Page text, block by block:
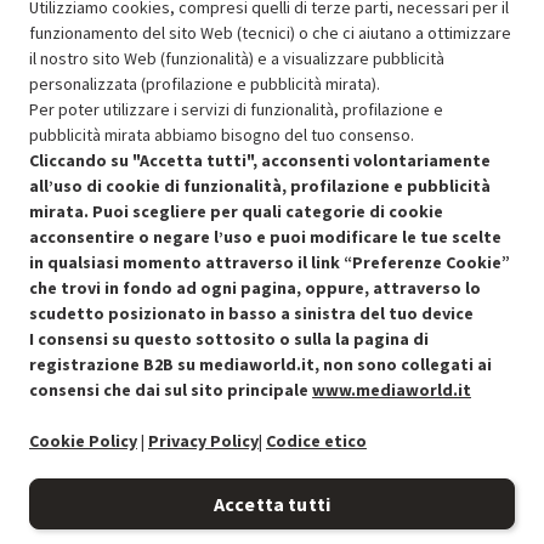
In Promozione
Aggiungi al carrello
SCONTO RICONDIZIONATI
Approfitta dello sconto del 30% sul prodotto ricondizionato.
Condizioni generali di vendita Recedere dal contratto qui
Utilizziamo cookies, compresi quelli di terze parti, necessari per il
funzionamento del sito Web (tecnici) o che ci aiutano a ottimizzare
il nostro sito Web (funzionalità) e a visualizzare pubblicità
personalizzata (profilazione e pubblicità mirata).
Per poter utilizzare i servizi di funzionalità, profilazione e
pubblicità mirata abbiamo bisogno del tuo consenso.
Cliccando su "Accetta tutti", acconsenti volontariamente
all’uso di cookie di funzionalità, profilazione e pubblicità
mirata. Puoi scegliere per quali categorie di cookie
acconsentire o negare l’uso e puoi modificare le tue scelte
in qualsiasi momento attraverso il link “Preferenze Cookie”
che trovi in fondo ad ogni pagina, oppure, attraverso lo
scudetto posizionato in basso a sinistra del tuo device
I consensi su questo sottosito o sulla la pagina di
registrazione B2B su mediaworld.it, non sono collegati ai
consensi che dai sul sito principale www.mediaworld.it
Cookie Policy| Privacy Policy| Codice etico
Accetta tutti